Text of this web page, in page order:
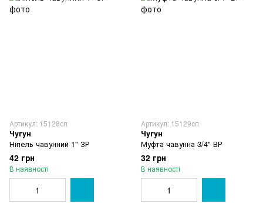
Артикул: 15128сп
Чугун
Ніпель чавунний 1" ЗР
42 грн
В наявності
Артикул: 15129сп
Чугун
Муфта чавунна 3/4" ВР
32 грн
В наявності